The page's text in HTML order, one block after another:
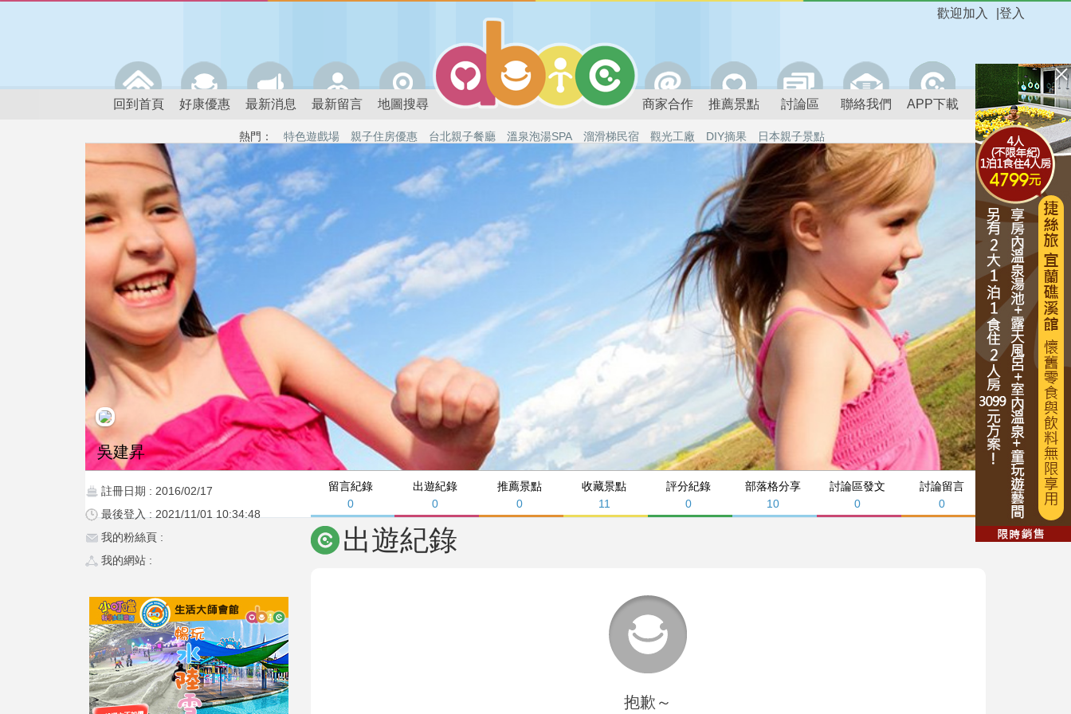
登入
歡迎加入
回到首頁 好康優惠 最新消息 最新留言 地圖搜尋 商家合作 推薦景點 討論區 聯絡我們 APP下載
熱門： 特色遊戲場 親子住房優惠 台北親子餐廳 溫泉泡湯SPA 溜滑梯民宿 觀光工廠 DIY摘果 日本親子景點
留言紀錄
0
出遊紀錄
0
推薦景點
0
收藏景點
11
評分紀錄
0
部落格分享
10
討論區發文
0
討論留言
0
吳建昇
註冊日期 : 2016/02/17
最後登入 : 2021/11/01 10:34:48
我的粉絲頁 :
我的網站 :
出遊紀錄
抱歉～